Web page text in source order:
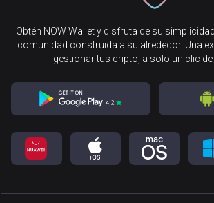
Obtén NOW Wallet y disfruta de su
comunidad construida a su alrededor. Una
gestionar tus cripto, a solo un clic de